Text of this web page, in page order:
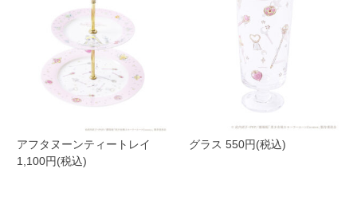
アフタヌーンティートレイ
1,100円(税込)
グラス 550円(税込)